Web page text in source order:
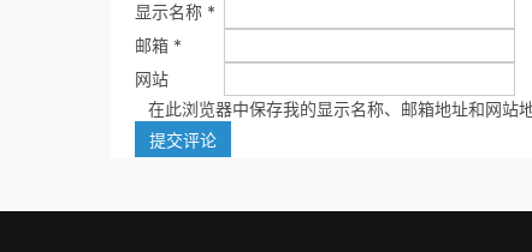
显示名称 *
邮箱 *
网站
在此浏览器中保存我的显示名称、邮箱地址和网站